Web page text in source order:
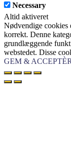
Necessary
Altid aktiveret
Nødvendige cookies
korrekt. Denne
grundlæggende
webstedet. Disse
GEM & ACCEPTÈR